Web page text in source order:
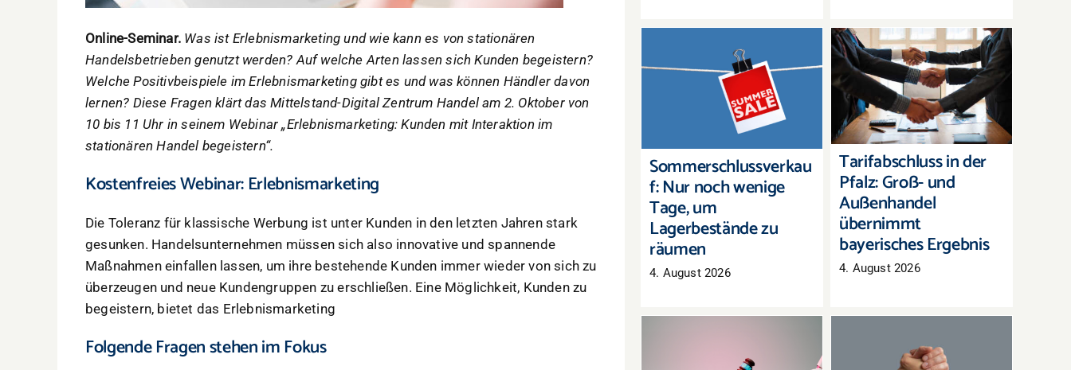
Online-Seminar. Was ist Erlebnismarketing und wie kann es von stationären
Handelsbetrieben genutzt werden? Auf welche Arten lassen sich Kunden begeistern?
Welche Positivbeispiele im Erlebnismarketing gibt es und was können Händler davon
lernen? Diese Fragen klärt das Mittelstand-Digital Zentrum Handel am 2. Oktober von
10 bis 11 Uhr in seinem Webinar „Erlebnismarketing: Kunden mit Interaktion im
stationären Handel begeistern“.
Kostenfreies Webinar: Erlebnismarketing
Die Toleranz für klassische Werbung ist unter Kunden in den letzten Jahren stark
gesunken. Handelsunternehmen müssen sich also innovative und spannende
Maßnahmen einfallen lassen, um ihre bestehende Kunden immer wieder von sich zu
überzeugen und neue Kundengruppen zu erschließen. Eine Möglichkeit, Kunden zu
begeistern, bietet das Erlebnismarketing
Folgende Fragen stehen im Fokus
Sommerschlussverkauf:
Nur noch wenige Tage,
um Lagerbestände zu
räumen
Sommerschlussverkau
f: Nur noch wenige
Tage, um
Lagerbestände zu
räumen
4. August 2026
Tarifabschluss in der
Pfalz: Groß- und
Außenhandel
übernimmt bayerisches
Ergebnis
Tarifabschluss in der
Pfalz: Groß- und
Außenhandel
übernimmt
bayerisches Ergebnis
4. August 2026